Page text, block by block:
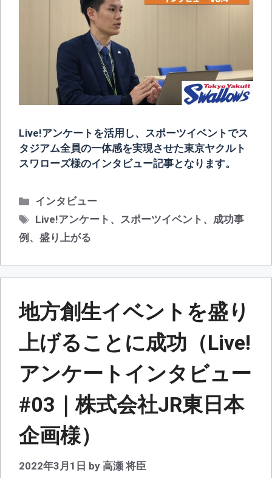
Live!アンケートを活用し、スポーツイベントでス
タジアム全員の一体感を実現させた東京ヤクルト
スワローズ様のインタビュー記事となります。
カ
テ
ゴ
リ
インタビュー
タ
グ
Live!アンケート 、 スポーツイベント 、 成功事
例 、 盛り上がる
地方創生イベントを盛り
上げることに成功（Live!
アンケートインタビュー
#03｜株式会社JR東日本
企画様）
2022年3月1日 by 高瀬 将臣